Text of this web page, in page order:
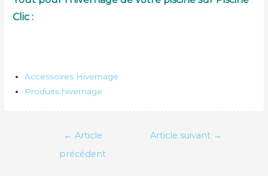
Clic :
Accessoires Hivernage
Produits hivernage
← Article
précédent
Article suivant →